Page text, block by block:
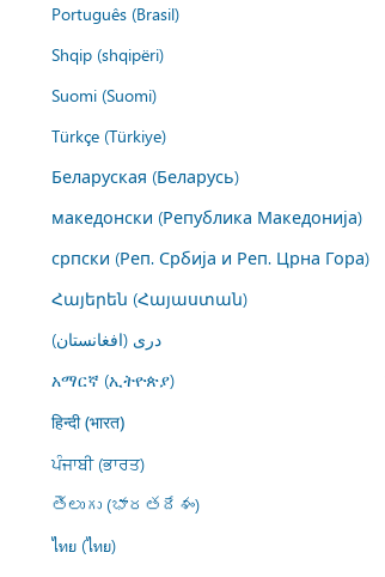
Português (Brasil)
Shqip (shqipëri)
Suomi (Suomi)
Türkçe (Türkiye)
Беларуская (Беларусь)
македонски (Република Македонија)
српски (Реп. Србија и Реп. Црна Гора)
Հայերեն (Հայաստան)
درى (افغانستان)
አማርኛ (ኢትዮጵያ)
हिन्दी (भारत)
ਪੰਜਾਬੀ (ਭਾਰਤ)
తెలుగు (భారతదేశం)
ไทย (ไทย)